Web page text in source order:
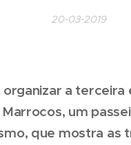
20-03-2019
organizar a
um
que mostra as